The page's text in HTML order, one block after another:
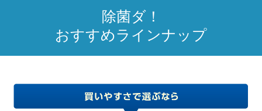
除菌ダ！
おすすめラインナップ